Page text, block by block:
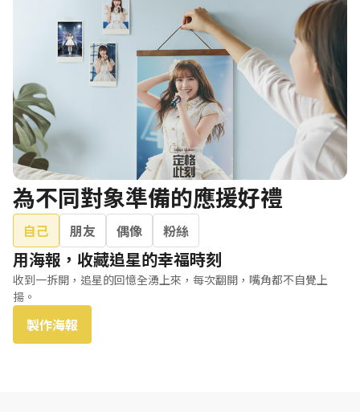
為不同對象準備的應援好禮
自己 朋友 偶像 粉絲
用海報，收藏追星的幸福時刻
收到一拆開，追星的回憶全湧上來，每次翻開，嘴角都不自覺上
揚。
製作海報